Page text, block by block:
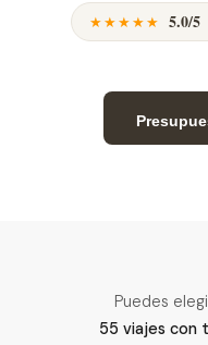
★★★★★ 5.0/5
Puedes
55 viajes con